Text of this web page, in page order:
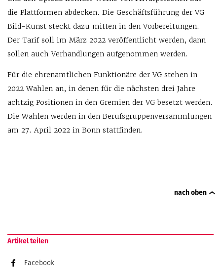
die Plattformen abdecken. Die Geschäftsführung der VG
Bild-Kunst steckt dazu mitten in den Vorbereitungen.
Der Tarif soll im März 2022 veröffentlicht werden, dann
sollen auch Verhandlungen aufgenommen werden.
Für die ehrenamtlichen Funktionäre der VG stehen in
2022 Wahlen an, in denen für die nächsten drei Jahre
achtzig Positionen in den Gremien der VG besetzt werden.
Die Wahlen werden in den Berufsgruppenversammlungen
am 27. April 2022 in Bonn stattfinden.
nach oben
Artikel teilen
Facebook